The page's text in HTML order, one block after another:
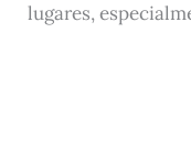
lugares,